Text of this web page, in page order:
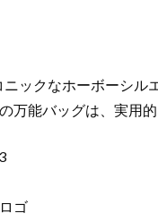
ニックなホーボーシ
万能バッグは、実用
ゴ